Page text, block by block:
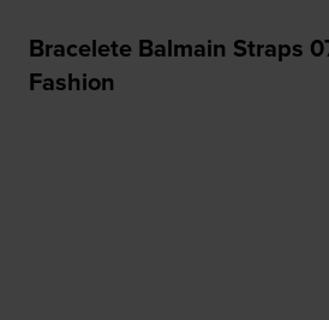
Bracelete Balmain Straps
Fashion